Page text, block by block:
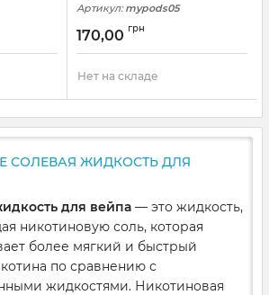
Артикул:mypods05
170,00 грн
Нет на складе
СОЛЕВАЯ ЖИДКОСТЬ ДЛЯ
для вейпа — это жидкость,
никотиновую соль, которая
более мягкий и быстрый
по сравнению с
жидкостями. Никотиновая